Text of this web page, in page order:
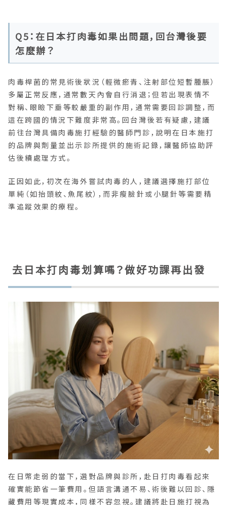
Q5：在日本打肉毒如果出問題，回台灣後要
怎麼辦？
肉毒桿菌的常見術後狀況（輕微瘀青、注射部位短暫腫脹）
多屬正常反應，通常數天內會自行消退；但若出現表情不
對稱、眼瞼下垂等較嚴重的副作用，通常需要回診調整，而
這在跨國的情況下難度非常高。回台灣後若有疑慮，建議
前往台灣具備肉毒施打經驗的醫師門診，說明在日本施打
的品牌與劑量並出示診所提供的施術記錄，讓醫師協助評
估後續處理方式。
正因如此，初次在海外嘗試肉毒的人，建議選擇施打部位
單純（如抬頭紋、魚尾紋），而非瘦臉針或小腿針等需要精
準追蹤效果的療程。
去日本打肉毒划算嗎？做好功課再出發
在日幣走弱的當下，選對品牌與診所，赴日打肉毒看起來
確實能節省一筆費用。但語言溝通不易、術後難以回診、隱
藏費用等現實成本，同樣不容忽視。建議將赴日施打視為